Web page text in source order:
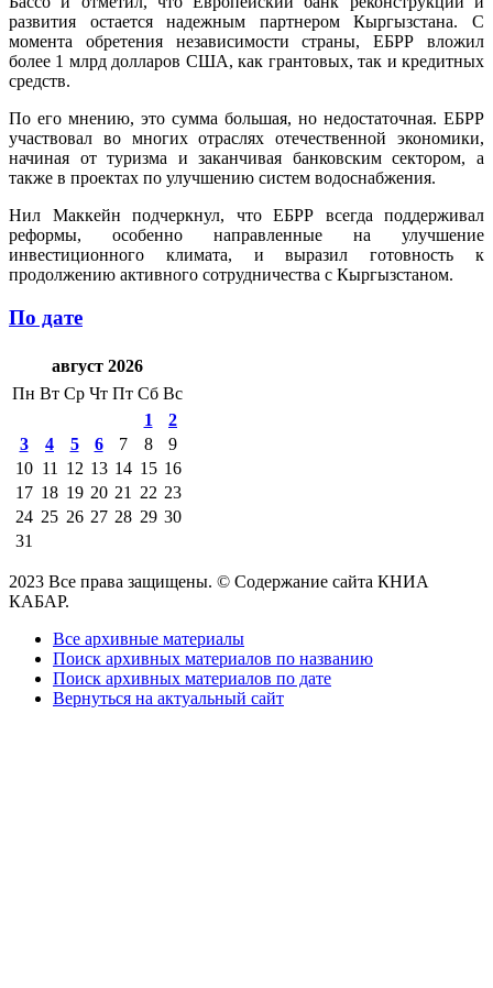
развития остается надежным партнером Кыргызстана. С
момента обретения независимости страны, ЕБРР вложил
более 1 млрд долларов США, как грантовых, так и кредитных
средств.
По его мнению, это сумма большая, но недостаточная. ЕБРР
участвовал во многих отраслях отечественной экономики,
начиная от туризма и заканчивая банковским сектором, а
также в проектах по улучшению систем водоснабжения.
Нил Маккейн подчеркнул, что ЕБРР всегда поддерживал
реформы, особенно направленные на улучшение
инвестиционного климата, и выразил готовность к
продолжению активного сотрудничества с Кыргызстаном.
По дате
август 2026
Пн Вт Ср Чт Пт Сб Вс
1
2
3
4 5 6 7 8
9
10 11 12 13 14 15 16
17 18 19 20 21 22 23
24 25 26 27 28 29 30
31
2023 Все права защищены. © Содержание сайта КНИА
КАБАР.
Все архивные материалы
Поиск архивных материалов по названию
Поиск архивных материалов по дате
Вернуться на актуальный сайт